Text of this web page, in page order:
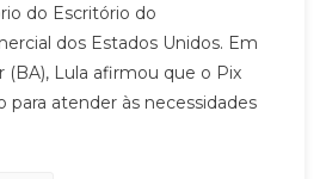
do Escritório do
dos Estados Unidos. Em
(BA), Lula afirmou que o Pix
para atender às necessidades